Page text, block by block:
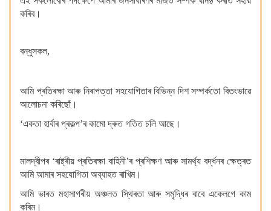
কৰিব।
বন্ধুসকল,
আমি প্ৰতিৰক্ষা আৰু নিৰাপত্তা সহযোগিতাৰ বিভিন্ন দিশ সম্পৰ্কতো বিতংভাৱে
আলোচনা কৰিছোঁ।
‘একতা হাৰ্বাৰ প্ৰকল্প’ৰ কামো দ্ৰুত গতিত চলি আছে।
মালদ্বীপৰ ‘ৰাষ্ট্ৰীয় প্ৰতিৰক্ষা বাহিনী’ৰ প্ৰশিক্ষণ আৰু সামৰ্থ্য বৰ্দ্ধনৰ ক্ষেত্ৰত
আমি আমাৰ সহযোগিতা অব্যাহত ৰাখিম।
আমি ভাৰত মহাসাগৰীয় অঞ্চলত স্থিৰতা আৰু সমৃদ্ধিৰ বাবে একেলগে কাম
কৰিম।